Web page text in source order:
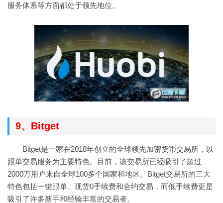
服务体系等方面都处于领先地位。
9、Bitget
Bitget是一家在2018年创立的全球领先加密货币交易所，以
跟单交易服务为主要特色。目前，该交易所已经吸引了超过
2000万用户来自全球100多个国家和地区。Bitget交易所的三大
特色包括一键跟单、现货0手续费和合约交易，而低手续费更是
吸引了许多新手和经验丰富的交易者。